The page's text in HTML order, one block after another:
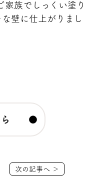
家族でしっくい塗り
壁に仕上がりまし
ちら ●
次の記事へ ＞